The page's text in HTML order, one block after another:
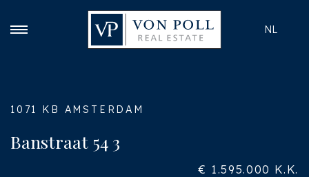
NL
1071 KB AMSTERDAM
Banstraat 54 3
€ 1.595.000 K.K.